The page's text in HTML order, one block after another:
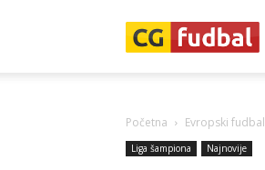
Početna Evropski fudbal
Liga šampiona Najnovije